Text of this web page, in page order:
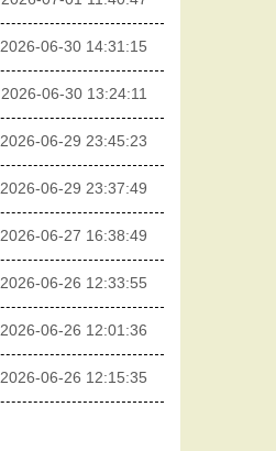
2026-06-30 14:31:15
2026-06-30 13:24:11
2026-06-29 23:45:23
2026-06-29 23:37:49
2026-06-27 16:38:49
2026-06-26 12:33:55
2026-06-26 12:01:36
2026-06-26 12:15:35